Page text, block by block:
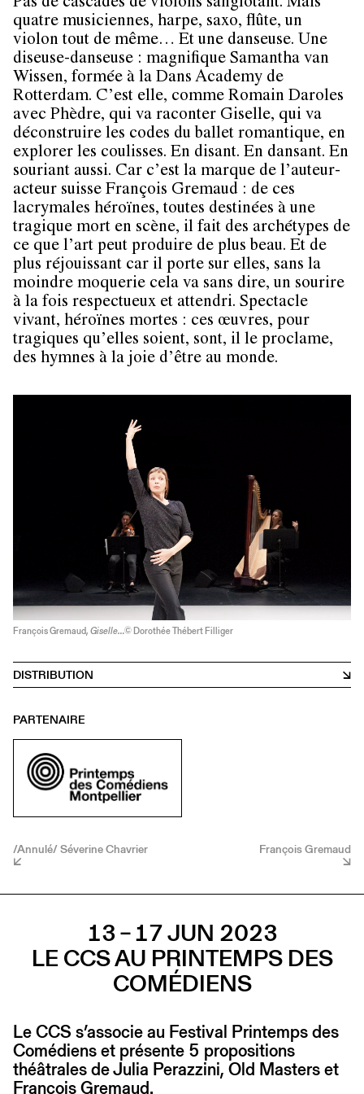
Pas de cascades de violons sanglotant. Mais
quatre musiciennes, harpe, saxo, flûte, un
violon tout de même… Et une danseuse. Une
diseuse-danseuse : magnifique Samantha van
Wissen, formée à la Dans Academy de
Rotterdam. C’est elle, comme Romain Daroles
avec Phèdre, qui va raconter Giselle, qui va
déconstruire les codes du ballet romantique, en
explorer les coulisses. En disant. En dansant. En
souriant aussi. Car c’est la marque de l’auteur-
acteur suisse François Gremaud : de ces
lacrymales héroïnes, toutes destinées à une
tragique mort en scène, il fait des archétypes de
ce que l’art peut produire de plus beau. Et de
plus réjouissant car il porte sur elles, sans la
moindre moquerie cela va sans dire, un sourire
à la fois respectueux et attendri. Spectacle
vivant, héroïnes mortes : ces œuvres, pour
tragiques qu’elles soient, sont, il le proclame,
des hymnes à la joie d’être au monde.
François Gremaud, Giselle…© Dorothée Thébert Filliger
DISTRIBUTION
PARTENAIRE
/Annulé/ Séverine Chavrier François Gremaud
13 – 17 JUN 2023
LE CCS AU PRINTEMPS DES
COMÉDIENS
Le CCS s’associe au Festival Printemps des
Comédiens et présente 5 propositions
théâtrales de Julia Perazzini, Old Masters et
François Gremaud.